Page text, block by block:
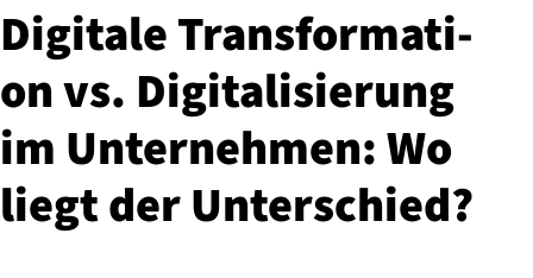
Digitale Trans­for­ma­ti­
on vs. Di­gi­ta­li­sie­rung
im Un­ter­neh­men: Wo
liegt der Un­ter­schied?